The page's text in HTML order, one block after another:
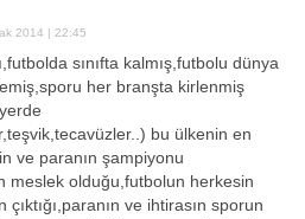
2014 | 22:45
sınıfta kalmış,futbolu dünya
her branşta kirlenmiş
bu ülkenin en
ve paranın şampiyonu
meslek olduğu,futbolun herkesin
ve ihtirasın sporun